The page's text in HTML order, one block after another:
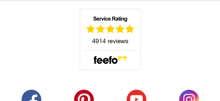
(s'ouvre dans un nouvel onglet)
(s'ouvre dans un nouvel onglet)
(s'ouvre dans un(s'ouvre